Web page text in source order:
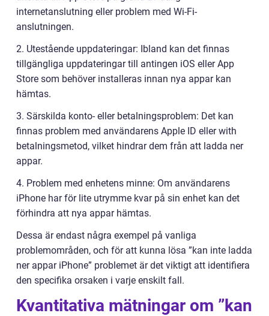
internetanslutning eller problem med Wi-Fi-
anslutningen.
2. Utestående uppdateringar: Ibland kan det finnas
tillgängliga uppdateringar till antingen iOS eller App
Store som behöver installeras innan nya appar kan
hämtas.
3. Särskilda konto- eller betalningsproblem: Det kan
finnas problem med användarens Apple ID eller with
betalningsmetod, vilket hindrar dem från att ladda ner
appar.
4. Problem med enhetens minne: Om användarens
iPhone har för lite utrymme kvar på sin enhet kan det
förhindra att nya appar hämtas.
Dessa är endast några exempel på vanliga
problemområden, och för att kunna lösa ”kan inte ladda
ner appar iPhone” problemet är det viktigt att identifiera
den specifika orsaken i varje enskilt fall.
Kvantitativa mätningar om ”kan